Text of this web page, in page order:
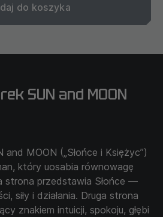
do koszyka
SUN and MOON
MOON („Słońce i Księżyc”)
który uosabia równowagę
strona przedstawia Słońce —
siły i działania. Druga strona
znakiem intuicji, spokoju, głębi